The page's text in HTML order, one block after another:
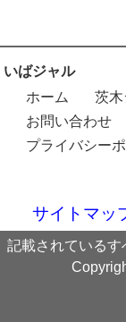
いばジャル
ホーム
茨
お問い合わせ
プライバシー
サイトマッ
記載されているす